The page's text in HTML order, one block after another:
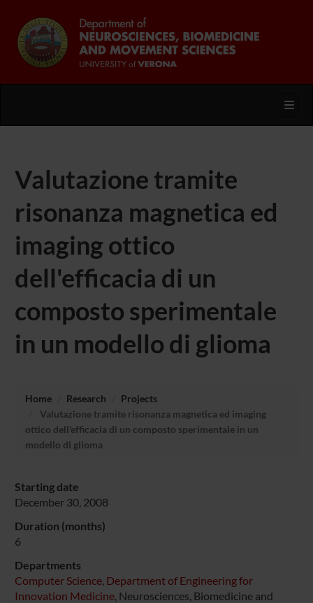
Valutazione tramite
risonanza magnetica ed
imaging ottico
dell'efficacia di un
composto sperimentale
in un modello di glioma
Home Research
Projects
Valutazione tramite risonanza magnetica ed imaging
ottico dell'efficacia di un composto sperimentale in un
modello di glioma
Starting date
December 30, 2008
Duration (months)
6
Departments
Computer Science, Department of Engineering for
Innovation Medicine, Neurosciences, Biomedicine and